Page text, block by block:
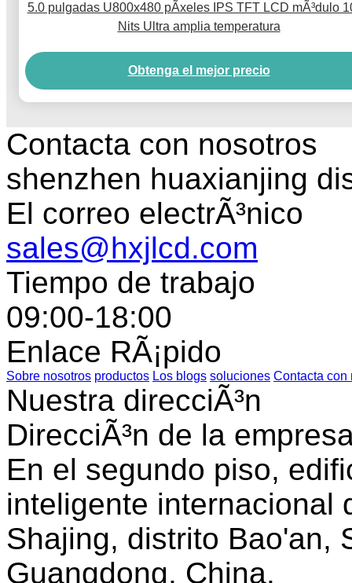
5.0 pulgadas U800x480 pÃ­xeles IPS TFT LCD mÃ³dulo
Nits Ultra amplia temperatura
Obtenga el mejor precio
Contacta con nosotros
shenzhen huaxianjing
El correo electrÃ³nico
sales@hxjlcd.com
Tiempo de trabajo
09:00-18:00
Enlace RÃ¡pido
Sobre nosotros productos Los blogs soluciones Contacta con
Nuestra direcciÃ³n
DirecciÃ³n de la
En el segundo piso,
inteligente internacional
Shajing, distrito Bao'an,
Guangdong, China.